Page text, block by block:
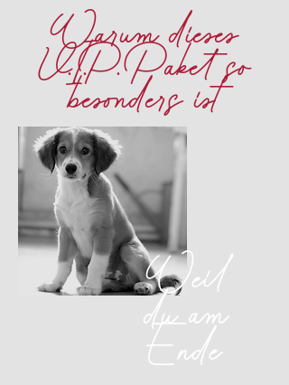
Warum dieses
V.I.P. Paket so
besonders ist
Weil
du am
Ende